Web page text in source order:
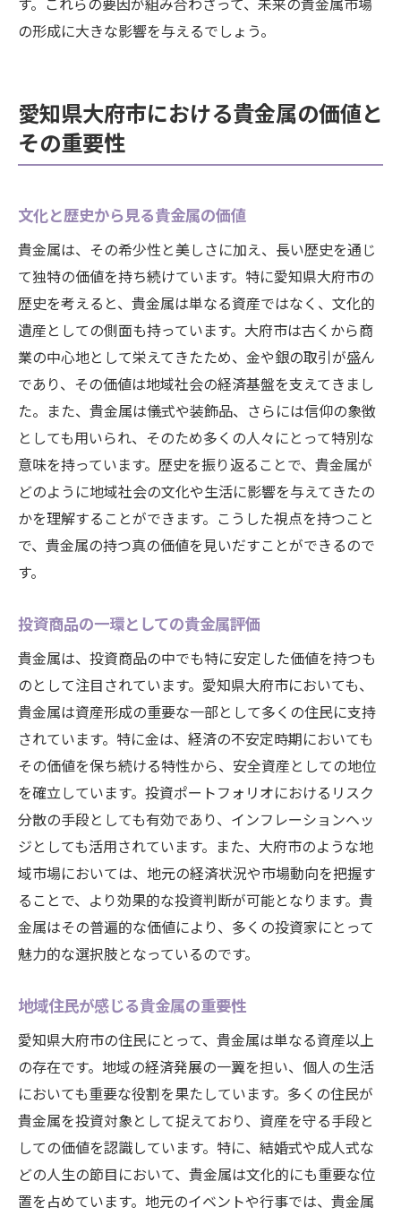
の形成に大きな影響を与えるでしょう。
愛知県大府市における貴金属の価値と
その重要性
文化と歴史から見る貴金属の価値
貴金属は、その希少性と美しさに加え、長い歴史を通じ
て独特の価値を持ち続けています。特に愛知県大府市の
歴史を考えると、貴金属は単なる資産ではなく、文化的
遺産としての側面も持っています。大府市は古くから商
業の中心地として栄えてきたため、金や銀の取引が盛ん
であり、その価値は地域社会の経済基盤を支えてきまし
た。また、貴金属は儀式や装飾品、さらには信仰の象徴
としても用いられ、そのため多くの人々にとって特別な
意味を持っています。歴史を振り返ることで、貴金属が
どのように地域社会の文化や生活に影響を与えてきたの
かを理解することができます。こうした視点を持つこと
で、貴金属の持つ真の価値を見いだすことができるので
す。
投資商品の一環としての貴金属評価
貴金属は、投資商品の中でも特に安定した価値を持つも
のとして注目されています。愛知県大府市においても、
貴金属は資産形成の重要な一部として多くの住民に支持
されています。特に金は、経済の不安定時期においても
その価値を保ち続ける特性から、安全資産としての地位
を確立しています。投資ポートフォリオにおけるリスク
分散の手段としても有効であり、インフレーションヘッ
ジとしても活用されています。また、大府市のような地
域市場においては、地元の経済状況や市場動向を把握す
ることで、より効果的な投資判断が可能となります。貴
金属はその普遍的な価値により、多くの投資家にとって
魅力的な選択肢となっているのです。
地域住民が感じる貴金属の重要性
愛知県大府市の住民にとって、貴金属は単なる資産以上
の存在です。地域の経済発展の一翼を担い、個人の生活
においても重要な役割を果たしています。多くの住民が
貴金属を投資対象として捉えており、資産を守る手段と
しての価値を認識しています。特に、結婚式や成人式な
どの人生の節目において、貴金属は文化的にも重要な位
置を占めています。地元のイベントや行事では、貴金属